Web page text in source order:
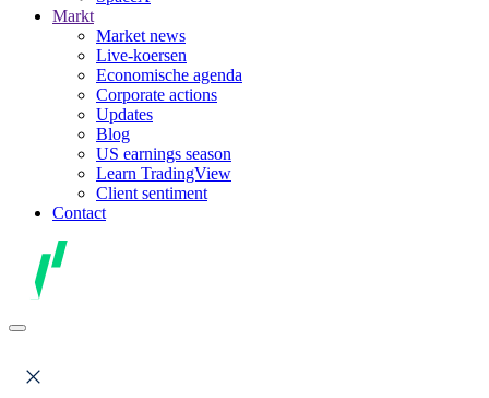
Markt
Market news
Live-koersen
Economische agenda
Corporate actions
Updates
Blog
US earnings season
Learn TradingView
Client sentiment
Contact